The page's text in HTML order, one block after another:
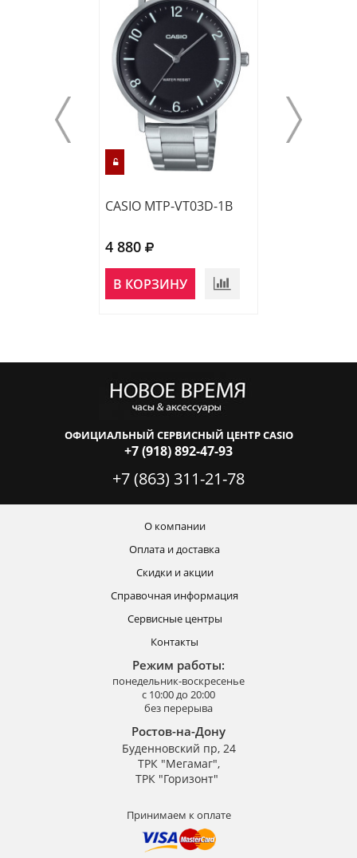
CASIO MTP-VT03D-1B
4 880
В КОРЗИНУ
ОФИЦИАЛЬНЫЙ СЕРВИСНЫЙ ЦЕНТР CASIO
+7 (918) 892-47-93
+7 (863) 311-21-78
О компании
Оплата и доставка
Скидки и акции
Справочная информация
Сервисные центры
Контакты
Режим работы:
понедельник-воскресенье
с 10:00 до 20:00
без перерыва
Ростов-на-Дону
Буденновский пр, 24
ТРК "Мегамаг",
ТРК "Горизонт"
Принимаем к оплате